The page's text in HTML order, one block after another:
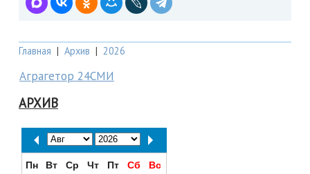
Главная | Архив | 2026
Аграгетор 24СМИ
АРХИВ
Пн Вт Ср Чт Пт Сб
Вс